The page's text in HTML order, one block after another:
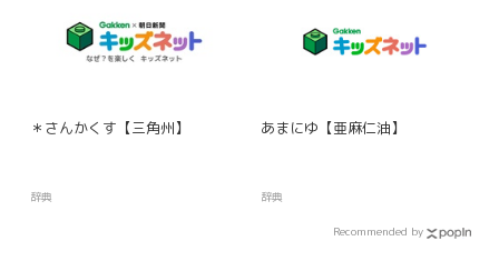
＊さんかくす【三角州】
辞典
あまにゆ【亜麻仁油】
辞典
Recommended by